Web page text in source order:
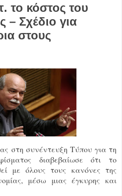
το κόστος του
– Σχέδιο για
στους
στη συνέντευξη Τύπου για τη
διαβεβαίωσε ότι το
με όλους τους κανόνες της
μέσω μιας έγκυρης και